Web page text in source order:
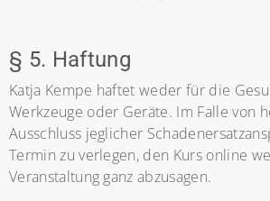
§ 5. Haftung
Katja Kempe haftet weder für die
Werkzeuge oder Geräte. Im Falle von
Ausschluss jeglicher
Termin zu verlegen, den Kurs online
Veranstaltung ganz abzusagen.